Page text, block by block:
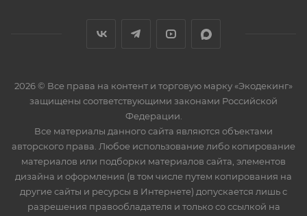
2026 © Все права на контент и торговую марку «Экодекинг»
защищены соответствующими законами Российской
Федерации.
Все материалы данного сайта являются объектами
авторского права. Любое использование либо копирование
материалов или подборки материалов сайта, элементов
дизайна и оформления (в том числе путем копирования на
другие сайты и ресурсы в Интернете) допускается лишь с
разрешения правообладателя и только со ссылкой на